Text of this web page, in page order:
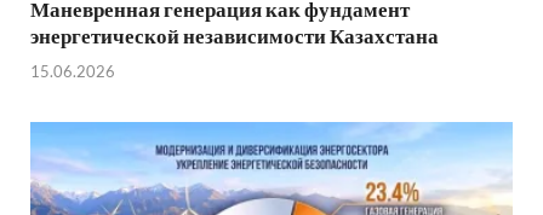
Маневренная генерация как фундамент
энергетической независимости Казахстана
15.06.2026